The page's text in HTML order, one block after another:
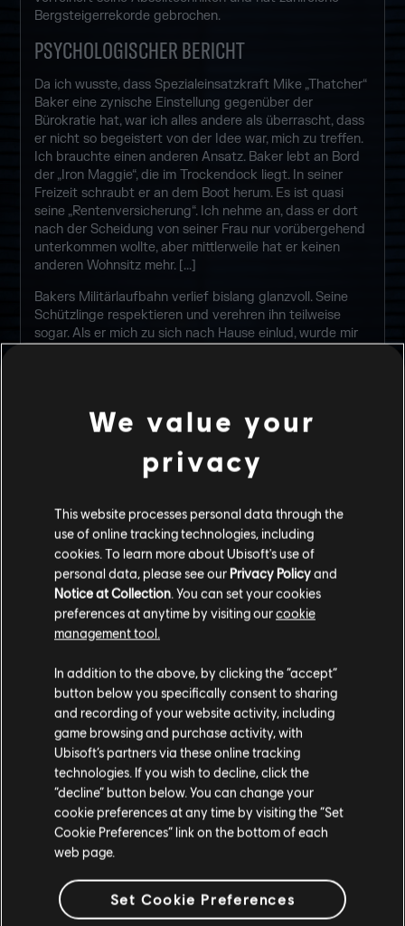
Bergsteigerrekorde gebrochen.
PSYCHOLOGISCHER BERICHT
Da ich wusste, dass Spezialeinsatzkraft Mike „Thatcher“
Baker eine zynische Einstellung gegenüber der
Bürokratie hat, war ich alles andere als überrascht, dass
er nicht so begeistert von der Idee war, mich zu treffen.
Ich brauchte einen anderen Ansatz. Baker lebt an Bord
der „Iron Maggie“, die im Trockendock liegt. In seiner
Freizeit schraubt er an dem Boot herum. Es ist quasi
seine „Rentenversicherung“. Ich nehme an, dass er dort
nach der Scheidung von seiner Frau nur vorübergehend
unterkommen wollte, aber mittlerweile hat er keinen
anderen Wohnsitz mehr. [...]
Bakers Militärlaufbahn verlief bislang glanzvoll. Seine
Schützlinge respektieren und verehren ihn teilweise
sogar. Als er mich zu sich nach Hause einlud, wurde mir
Baker ist an der Küste aufgewachsen und hat somit
eine starke Bindung zum Wasser. Wir haben unser
gesamtes Treffen an Bord seines Schiffes verbracht und
nicht sonderlich geschickt. Als Kind war ein
Papierflieger das höchste der Gefühle, was meine
Bastelqualitäten anbelangt. Daher wollte ich wissen, was
Baker am Bootsbau und am Arbeiten mit den eigenen
Händen so gefällt. Er entgegnete mir, dass er zunächst
einmal die dafür nötige Präzision schätzt und darüber
hinaus gerne Dinge aus Holz gestaltet, die einen
bestimmten Zweck erfüllen. Ich sagte, dass das so
gelte. Aber er sagte, dass das „Warum“, das uns
„Normalos“ so überaus wichtig ist, für ihn keine große
Bedeutung hat. [...]
Zu seinen wenigen engen Freunden zählt
Spezialeinsatzkraft Seamus „Sledge“ Cowden. Mich hat
überrascht, wie tolerant Baker sich gegenüber
Spezialeinsatzkraft Mark „Mute“ Chandar gibt, da Baker
jugendliches Getöse eigentlich völlig abgeht. Als ich ihn
danach fragte, sagte er nur: „Mute ist ein cleverer
Bursche.“ Es klang fast so, als wäre er ein bisschen
gewesen wäre. [...]
Baker ist keinesfalls ein Technikverweigerer, hegt aber
We value your
privacy
This website processes personal data through the
use of online tracking technologies, including
cookies. To learn more about Ubisoft's use of
personal data, please see our Privacy Policyand
Notice at Collection . You can set your cookies
preferences at anytime by visiting ourcookie
management tool.
In addition to the above, by clicking the “accept”
button below you specifically consent to sharing
and recording of your website activity, including
game browsing and purchase activity, with
Ubisoft’s partners via these online tracking
technologies. If you wish to decline, click the
“decline” button below. You can change your
cookie preferences at any time by visiting the “Set
Cookie Preferences” link on the bottom of each
web page.
Set Cookie Preferences